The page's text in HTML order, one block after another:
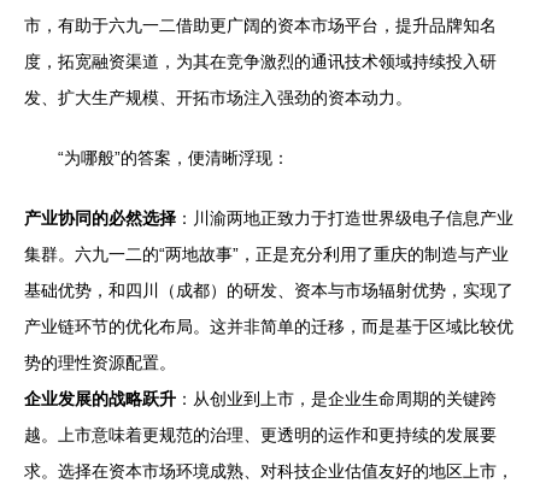
市，有助于六九一二借助更广阔的资本市场平台，提升品牌知名
度，拓宽融资渠道，为其在竞争激烈的通讯技术领域持续投入研
发、扩大生产规模、开拓市场注入强劲的资本动力。
“为哪般”的答案，便清晰浮现：
产业协同的必然选择 ：川渝两地正致力于打造世界级电子信息产业
集群。六九一二的“两地故事”，正是充分利用了重庆的制造与产业
基础优势，和四川（成都）的研发、资本与市场辐射优势，实现了
产业链环节的优化布局。这并非简单的迁移，而是基于区域比较优
势的理性资源配置。
企业发展的战略跃升 ：从创业到上市，是企业生命周期的关键跨
越。上市意味着更规范的治理、更透明的运作和更持续的发展要
求。选择在资本市场环境成熟、对科技企业估值友好的地区上市，